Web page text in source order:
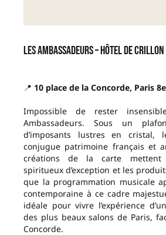
Les Ambassadeurs – Hôtel de Crillon
📍 10 place de la Concorde, Paris 8e
Impossible de rester
Ambassadeurs. Sous un
d’imposants lustres en
conjugue patrimoine français et
créations de la carte mettent
spiritueux d’exception et les
que la programmation musicale
contemporaine à ce cadre
idéale pour vivre l’expérience
des plus beaux salons de Paris,
Concorde.